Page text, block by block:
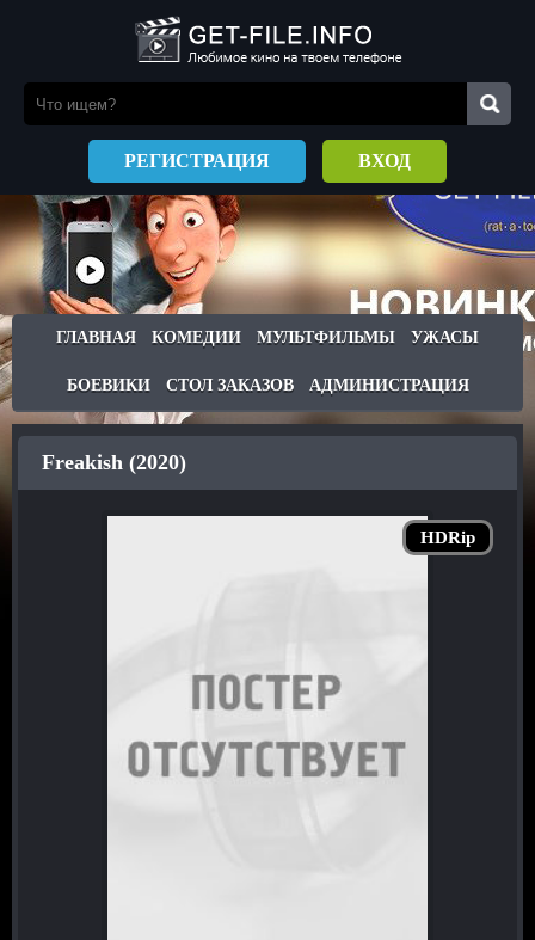
РЕГИСТРАЦИЯ ВХОД
ГЛАВНАЯ КОМЕДИИ МУЛЬТФИЛЬМЫ УЖАСЫ
БОЕВИКИ СТОЛ ЗАКАЗОВ АДМИНИСТРАЦИЯ
HDRip
Freakish (2020)